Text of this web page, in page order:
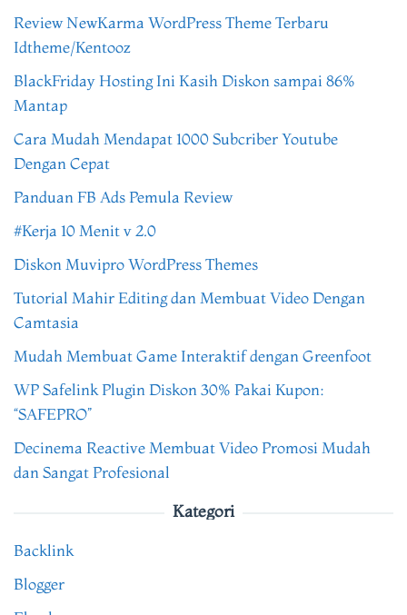
Review NewKarma WordPress Theme Terbaru
Idtheme/Kentooz
BlackFriday Hosting Ini Kasih Diskon sampai 86%
Mantap
Cara Mudah Mendapat 1000 Subcriber Youtube
Dengan Cepat
Panduan FB Ads Pemula Review
#Kerja 10 Menit v 2.0
Diskon Muvipro WordPress Themes
Tutorial Mahir Editing dan Membuat Video Dengan
Camtasia
Mudah Membuat Game Interaktif dengan Greenfoot
WP Safelink Plugin Diskon 30% Pakai Kupon:
“SAFEPRO”
Decinema Reactive Membuat Video Promosi Mudah
dan Sangat Profesional
Kategori
Backlink
Blogger